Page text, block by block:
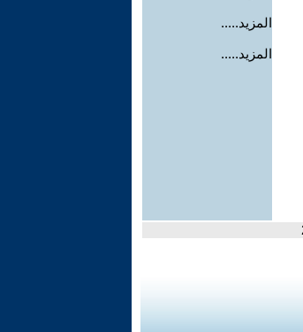
المزيد.....
المزيد.....